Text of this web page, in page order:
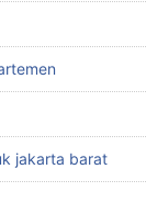
jakarta barat